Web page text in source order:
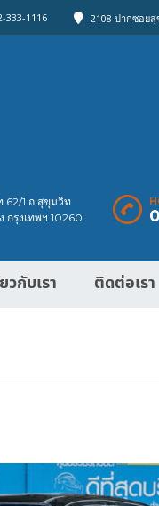
2108 ปากซอย
333-1116
62/1 ถ.สุขุมวิท
กรุงเทพฯ 10260
วกับเรา ติดต่อเรา